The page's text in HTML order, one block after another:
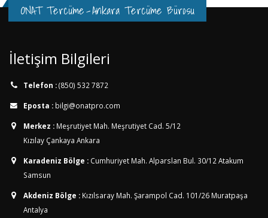
ONAT Tercüme-Ankara Tercüme Bürosu
İletişim Bilgileri
Telefon :(850) 532 7872
Eposta : bilgi@onatpro.com
Merkez : Meşrutiyet Mah. Meşrutiyet Cad. 5/12
Kızılay Çankaya Ankara
Karadeniz Bölge : Cumhuriyet Mah. Alparslan Bul. 30/12 Atakum
Samsun
Akdeniz Bölge : Kızılsaray Mah. Şarampol Cad. 101/26 Muratpaşa
Antalya